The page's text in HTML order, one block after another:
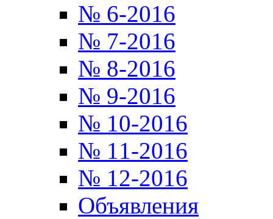
№ 6-2016
№ 7-2016
№ 8-2016
№ 9-2016
№ 10-2016
№ 11-2016
№ 12-2016
Объявления